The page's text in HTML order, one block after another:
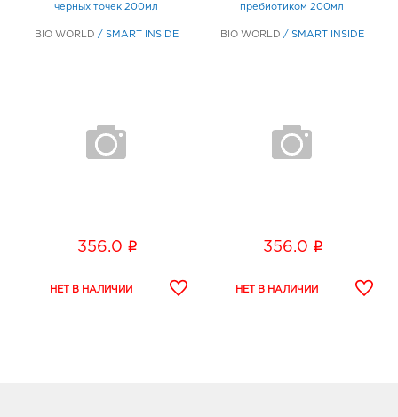
черных точек 200мл
BIO WORLD / SMART INSIDE
356.0 i
пребиотиком 200мл
BIO WORLD / SMART INSIDE
356.0 i